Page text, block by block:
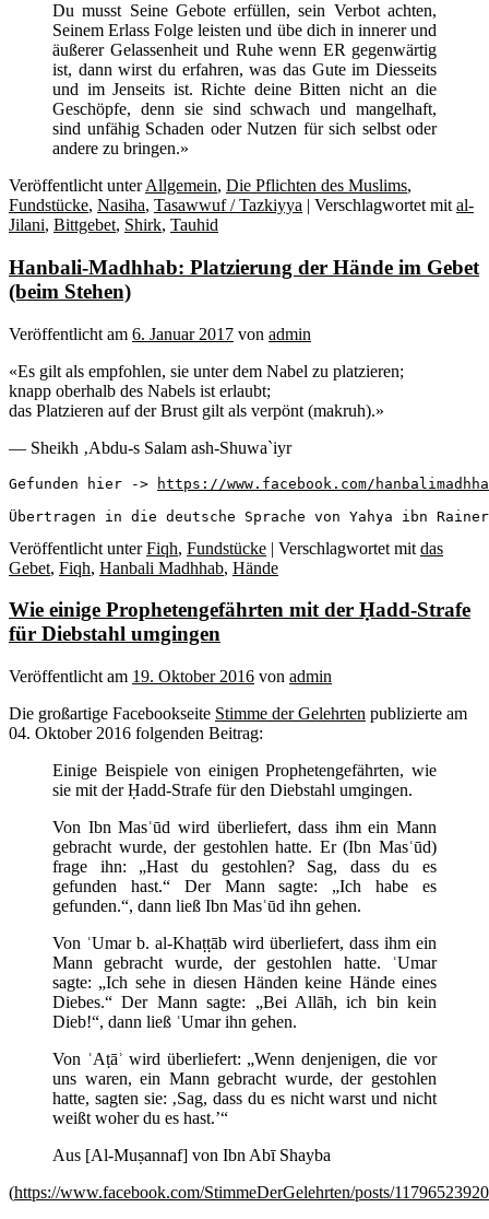
Du musst Seine Gebote erfüllen, sein Verbot achten,
Seinem Erlass Folge leisten und übe dich in innerer und
äußerer Gelassenheit und Ruhe wenn ER gegenwärtig
ist, dann wirst du erfahren, was das Gute im Diesseits
und im Jenseits ist. Richte deine Bitten nicht an die
Geschöpfe, denn sie sind schwach und mangelhaft,
sind unfähig Schaden oder Nutzen für sich selbst oder
andere zu bringen.»
Veröffentlicht unter Allgemein, Die Pflichten des Muslims,
Fundstücke, Nasiha, Tasawwuf / Tazkiyya | Verschlagwortet mit al-
Jilani, Bittgebet, Shirk, Tauhid
Hanbali-Madhhab: Platzierung der Hände im Gebet
(beim Stehen)
Veröffentlicht am 6. Januar 2017 von admin
«Es gilt als empfohlen, sie unter dem Nabel zu platzieren;
knapp oberhalb des Nabels ist erlaubt;
das Platzieren auf der Brust gilt als verpönt (makruh).»
— Sheikh ‚Abdu-s Salam ash-Shuwa`iyr
Gefunden hier ->
https://www.facebook.com/
Übertragen in die deutsche Sprache von Yahya ibn
Veröffentlicht unter Fiqh, Fundstücke | Verschlagwortet mit das
Gebet, Fiqh, Hanbali Madhhab, Hände
Wie einige Prophetengefährten mit der Ḥadd-Strafe
für Diebstahl umgingen
Veröffentlicht am 19. Oktober 2016 von admin
Die großartige Facebookseite Stimme der Gelehrten publizierte am
04. Oktober 2016 folgenden Beitrag:
Einige Beispiele von einigen Prophetengefährten, wie
sie mit der Ḥadd-Strafe für den Diebstahl umgingen.
Von Ibn Masʿūd wird überliefert, dass ihm ein Mann
gebracht wurde, der gestohlen hatte. Er (Ibn Masʿūd)
frage ihn: „Hast du gestohlen? Sag, dass du es
gefunden hast.“ Der Mann sagte: „Ich habe es
gefunden.“, dann ließ Ibn Masʿūd ihn gehen.
Von ʿUmar b. al-Khaṭṭāb wird überliefert, dass ihm ein
Mann gebracht wurde, der gestohlen hatte. ʿUmar
sagte: „Ich sehe in diesen Händen keine Hände eines
Diebes.“ Der Mann sagte: „Bei Allāh, ich bin kein
Dieb!“, dann ließ ʿUmar ihn gehen.
Von ʿAṭāʾ wird überliefert: „Wenn denjenigen, die vor
uns waren, ein Mann gebracht wurde, der gestohlen
hatte, sagten sie: ‚Sag, dass du es nicht warst und nicht
weißt woher du es hast.’“
Aus [Al-Muṣannaf] von Ibn Abī Shayba
(https://www.facebook.com/StimmeDerGelehrten/posts/